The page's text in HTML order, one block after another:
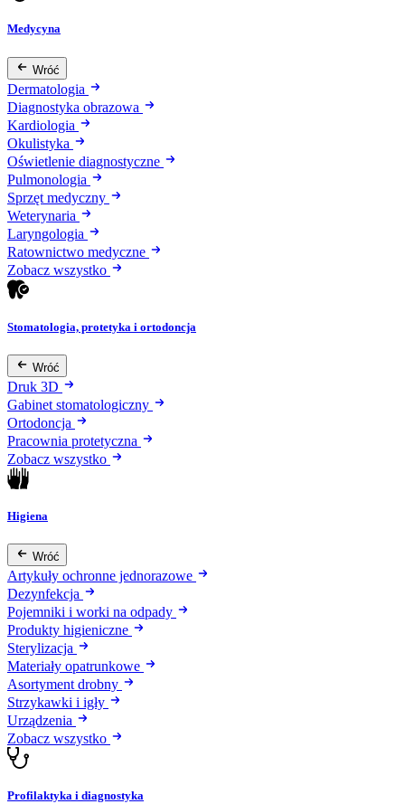
Medycyna
Wróć
Dermatologia
Diagnostyka obrazowa
Kardiologia
Okulistyka
Oświetlenie diagnostyczne
Pulmonologia
Sprzęt medyczny
Weterynaria
Laryngologia
Ratownictwo medyczne
Zobacz wszystko
Stomatologia, protetyka i ortodoncja
Wróć
Druk 3D
Gabinet stomatologiczny
Ortodoncja
Pracownia protetyczna
Zobacz wszystko
Higiena
Wróć
Artykuły ochronne jednorazowe
Dezynfekcja
Pojemniki i worki na odpady
Produkty higieniczne
Sterylizacja
Materiały opatrunkowe
Asortyment drobny
Strzykawki i igły
Urządzenia
Zobacz wszystko
Profilaktyka i diagnostyka